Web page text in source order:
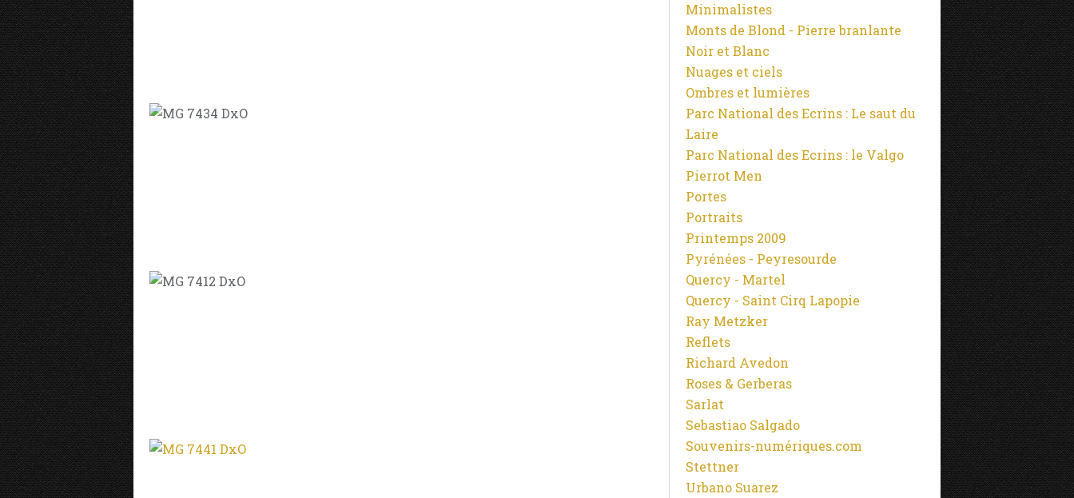
Minimalistes
Monts de Blond - Pierre branlante
Noir et Blanc
Nuages et ciels
Ombres et lumières
Parc National des Ecrins : Le saut du
Laire
Parc National des Ecrins : le Valgo
Pierrot Men
Portes
Portraits
Printemps 2009
Pyrénées - Peyresourde
Quercy - Martel
Quercy - Saint Cirq Lapopie
Ray Metzker
Reflets
Richard Avedon
Roses & Gerberas
Sarlat
Sebastiao Salgado
Souvenirs-numériques.com
Stettner
Urbano Suarez